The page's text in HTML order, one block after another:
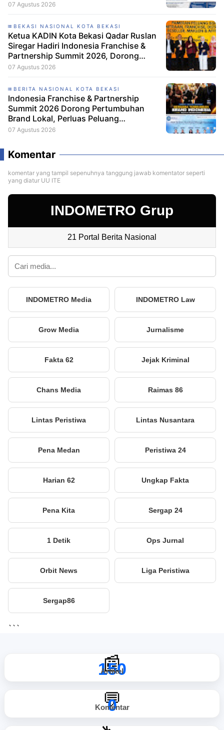
07 Agustus 2026
BEKASI NASIONAL KOTA BEKASI
Ketua KADIN Kota Bekasi Qadar Ruslan
Siregar Hadiri Indonesia Franchise &
Partnership Summit 2026, Dorong
Pelaku Usaha Bekasi Tumbuh Melalui
07 Agustus 2026
BERITA NASIONAL KOTA BEKASI
Indonesia Franchise & Partnership
Summit 2026 Dorong Pertumbuhan
Brand Lokal, Perluas Peluang
Wirausaha dan Kemitraan Bisnis di
07 Agustus 2026
Komentar
komentar yang tampil sepenuhnya tanggung jawab komentator seperti
yang diatur UU ITE
INDOMETRO Grup
21 Portal Berita Nasional
INDOMETRO Media INDOMETRO Law
Grow Media Jurnalisme
Fakta 62 Jejak Kriminal
Chans Media Raimas 86
Lintas Peristiwa Lintas Nusantara
Pena Medan Peristiwa 24
Harian 62 Ungkap Fakta
Pena Kita Sergap 24
1 Detik Ops Jurnal
Orbit News Liga Peristiwa
Sergap86
```
📰
150
Artikel
💬
0
Komentar